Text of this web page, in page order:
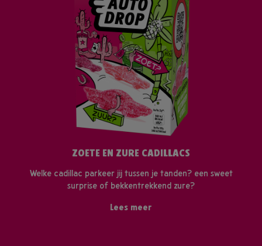
ZOETE EN ZURE CADILLACS
Welke cadillac parkeer jij tussen je tanden? een sweet
surprise of bekkentrekkend zure?
Lees meer